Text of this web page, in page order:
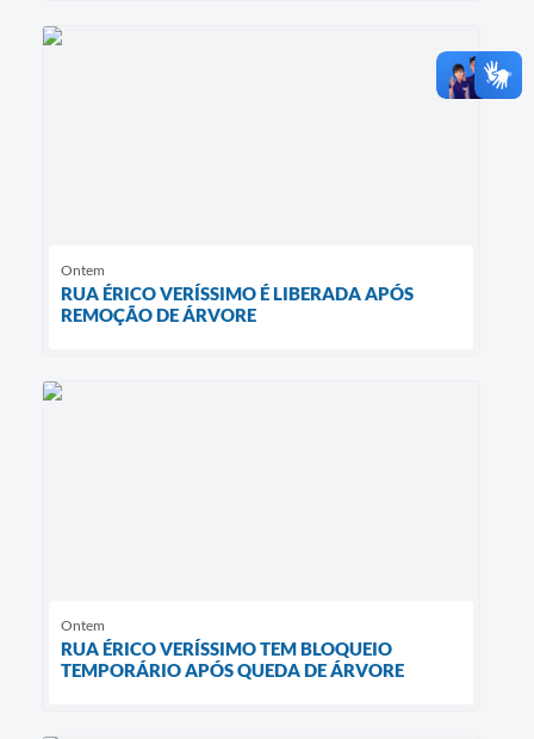
Ontem
RUA ÉRICO VERÍSSIMO É LIBERADA APÓS
REMOÇÃO DE ÁRVORE
Ontem
RUA ÉRICO VERÍSSIMO TEM BLOQUEIO
TEMPORÁRIO APÓS QUEDA DE ÁRVORE